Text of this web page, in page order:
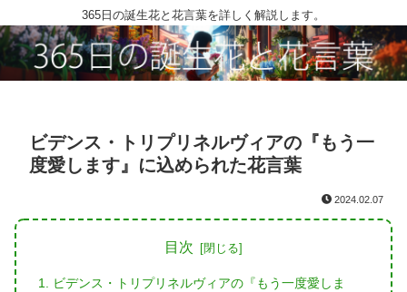
365日の誕生花と花言葉を詳しく解説します。
ビデンス・トリプリネルヴィアの『もう一
度愛します』に込められた花言葉
2024.02.07
目次
ビデンス・トリプリネルヴィアの『もう一度愛しま